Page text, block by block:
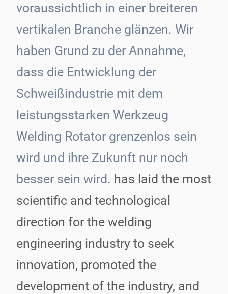
voraussichtlich in einer breiteren
vertikalen Branche glänzen. Wir
haben Grund zu der Annahme,
dass die Entwicklung der
Schweißindustrie mit dem
leistungsstarken Werkzeug
Welding Rotator grenzenlos sein
wird und ihre Zukunft nur noch
besser sein wird. has laid the most
scientific and technological
direction for the welding
engineering industry to seek
innovation, promoted the
development of the industry, and